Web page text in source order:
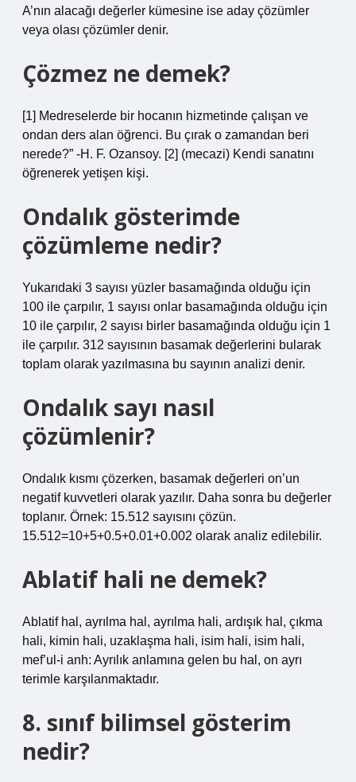
A’nın alacağı değerler kümesine ise aday çözümler
veya olası çözümler denir.
Çözmez ne demek?
[1] Medreselerde bir hocanın hizmetinde çalışan ve
ondan ders alan öğrenci. Bu çırak o zamandan beri
nerede?” -H. F. Ozansoy. [2] (mecazi) Kendi sanatını
öğrenerek yetişen kişi.
Ondalık gösterimde
çözümleme nedir?
Yukarıdaki 3 sayısı yüzler basamağında olduğu için
100 ile çarpılır, 1 sayısı onlar basamağında olduğu için
10 ile çarpılır, 2 sayısı birler basamağında olduğu için 1
ile çarpılır. 312 sayısının basamak değerlerini bularak
toplam olarak yazılmasına bu sayının analizi denir.
Ondalık sayı nasıl
çözümlenir?
Ondalık kısmı çözerken, basamak değerleri on’un
negatif kuvvetleri olarak yazılır. Daha sonra bu değerler
toplanır. Örnek: 15.512 sayısını çözün.
15.512=10+5+0.5+0.01+0.002 olarak analiz edilebilir.
Ablatif hali ne demek?
Ablatif hal, ayrılma hal, ayrılma hali, ardışık hal, çıkma
hali, kimin hali, uzaklaşma hali, isim hali, isim hali,
mef’ul-i anh: Ayrılık anlamına gelen bu hal, on ayrı
terimle karşılanmaktadır.
8. sınıf bilimsel gösterim
nedir?